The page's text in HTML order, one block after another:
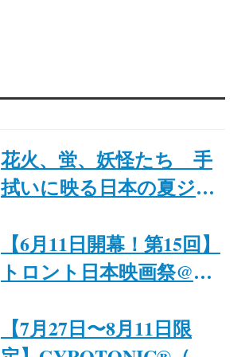
花火、蛍、妖怪たち 手
拭いに映る日本の夏ジャ
Tenugui Towels: Fireworks,
Fireflies, and Yōkai
催｜ジャパンファウンデ
【6月11日開幕！第15回】
トロント日本映画祭@カ
【7月27日〜8月11日限